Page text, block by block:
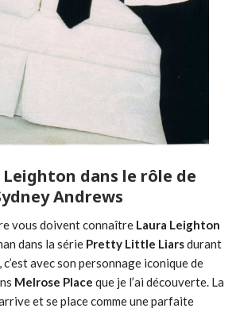
Leighton dans le rôle de
Andrews
vous doivent connaître Laura Leighton
dans la série Pretty Little Liarsdurant
avec son personnage iconique de
Melrose Place que je l’ai découverte. La
et se place comme une parfaite